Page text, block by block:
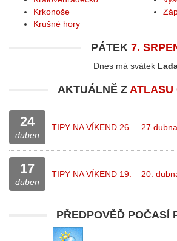
Krkonoše
Krušné hory
PÁTEK 7.
Dnes má svátek
AKTUÁLNĚ Z ATLASU
24
duben
TIPY NA VÍKEND 26. – 27 dubna
17
duben
TIPY NA VÍKEND 19. – 20.
PŘEDPOVĚĎ POČASÍ